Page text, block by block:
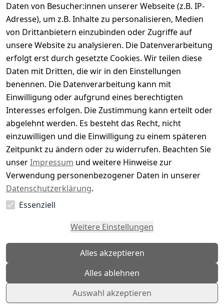
Durchschnittliche Bewertung
0
Basierend auf 0 Bewertung(en)
Bewertung abgeben
5
( 0 )
4
( 0 )
3
( 0 )
2
( 0 )
1
( 0 )
Es hat noch niemand eine Bewertung für diesen
Artikel abgegeben
Daten von Besucher:innen unserer Webseite (z.B. IP-
Adresse), um z.B. Inhalte zu personalisieren, Medien
von Drittanbietern einzubinden oder Zugriffe auf
unsere Website zu analysieren. Die Datenverarbeitung
erfolgt erst durch gesetzte Cookies. Wir teilen diese
Daten mit Dritten, die wir in den Einstellungen
benennen. Die Datenverarbeitung kann mit
Einwilligung oder aufgrund eines berechtigten
Interesses erfolgen. Die Zustimmung kann erteilt oder
abgelehnt werden. Es besteht das Recht, nicht
einzuwilligen und die Einwilligung zu einem späteren
Zeitpunkt zu ändern oder zu widerrufen. Beachten Sie
unserImpressum und weitere Hinweise zur
Verwendung personenbezogener Daten in unserer
Datenschutzerklärung.
Essenziell
Weitere Einstellungen
Alles akzeptieren
Alles ablehnen
Auswahl akzeptieren